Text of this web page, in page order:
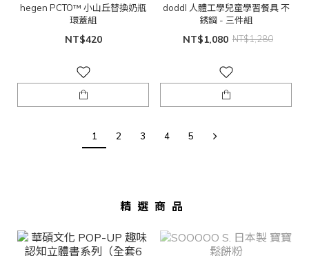
hegen PCTO™ 小山丘替換奶瓶
環蓋組
NT$420
doddl 人體工學兒童學習餐具 不
銹鋼 - 三件組
NT$1,080 NT$1,280
1 2 3 4 5
精選商品